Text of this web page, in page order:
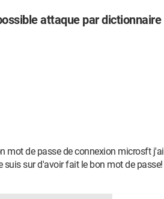
attaque par dictionnaire
mot de passe de connexion microsft j'ai
suis sur d'avoir fait le bon mot de passe!